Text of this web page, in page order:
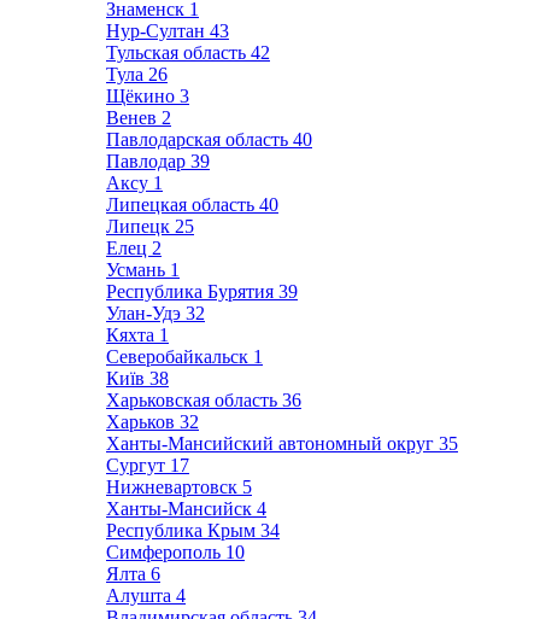
Знаменск 1
Нур-Султан 43
Тульская область 42
Тула 26
Щёкино 3
Венев 2
Павлодарская область 40
Павлодар 39
Аксу 1
Липецкая область 40
Липецк 25
Елец 2
Усмань 1
Республика Бурятия 39
Улан-Удэ 32
Кяхта 1
Северобайкальск 1
Київ 38
Харьковская область 36
Харьков 32
Ханты-Мансийский автономный округ 35
Сургут 17
Нижневартовск 5
Ханты-Мансийск 4
Республика Крым 34
Симферополь 10
Ялта 6
Алушта 4